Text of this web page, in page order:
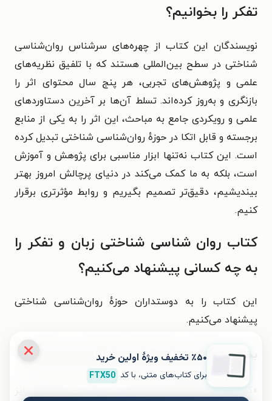
تفکر را بخوانیم؟
نویسندگان این کتاب از چهره‌های سرشناس روان‌شناسی
شناختی در سطح بین‌المللی هستند که با تلفیق نظریه‌های
علمی و پژوهش‌های تجربی، هر پنج سال محتوای اثر را
بازنگری و به‌روز کرده‌اند. تسلط آن‌ها بر آخرین دستاوردهای
علمی و رویکردی جامع به مباحث، این اثر را به یکی از منابع
برجسته و قابل اتکا در حوزهٔ روان‌شناسی شناختی تبدیل کرده
است. این کتاب نه‌تنها ابزار مناسبی برای پژوهش و آموزش
است، بلکه به ما کمک می‌کند در دنیای پرچالش امروز بهتر
بیندیشیم، دقیق‌تر تصمیم بگیریم و روابط مؤثرتری برقرار
کنیم.
کتاب روان‌ شناسی شناختی زبان و تفکر را
به چه کسانی پیشنهاد می‌کنیم؟
این کتاب را به دوستداران حوزهٔ روان‌شناسی شناختی
پیشنهاد می‌کنیم.
بخشی از کتاب روان‌ شناسی شناختی زبان و تفکر
٪۵۰ تخفیف ویژۀ اولین خرید
برای کتاب‌های متنی، با کد FTX50